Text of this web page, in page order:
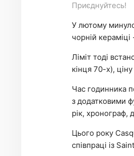
Приєднуйтесь!
У лютому
чорній
Ліміт тоді
кінця 70-х),
Час годинника
з додатковими
рік, хронограф,
Цього року
співпраці із